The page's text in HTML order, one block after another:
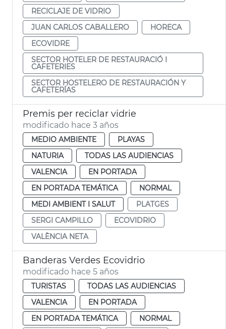
RECICLAJE DE VIDRIO
JUAN CARLOS CABALLERO
HORECA
ECOVIDRE
SECTOR HOTELER DE RESTAURACIÓ I
CAFETERIES
SECTOR HOSTELERO DE RESTAURACIÓN Y
CAFETERÍAS
Premis per reciclar vidrie
modificado hace 3 años
MEDIO AMBIENTE
PLAYAS
NATURIA
TODAS LAS AUDIENCIAS
VALENCIA
EN PORTADA
EN PORTADA TEMÁTICA
NORMAL
MEDI AMBIENT I SALUT
PLATGES
SERGI CAMPILLO
ECOVIDRIO
VALÈNCIA NETA
Banderas Verdes Ecovidrio
modificado hace 5 años
TURISTAS
TODAS LAS AUDIENCIAS
VALENCIA
EN PORTADA
EN PORTADA TEMÁTICA
NORMAL